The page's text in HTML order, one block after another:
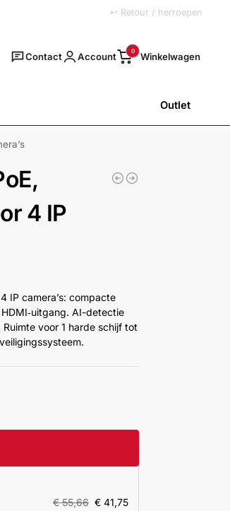
↩ Retour / herroepen
Contact Account 0
Outlet
4 IP
IP camera’s: compacte
AI-detectie
voor 1 harde schijf tot
€55,66 € 41,75